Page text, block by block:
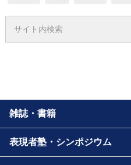
雑誌・書籍
表現者塾・シンポジウム